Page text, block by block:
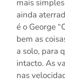
mais
ainda
é o George
bem as
a solo, para
intacto. As
nas